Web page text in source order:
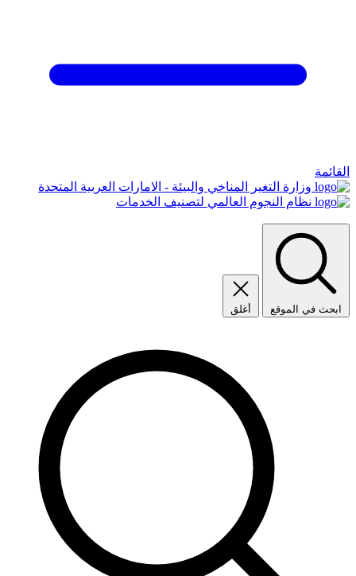
القائمة
وزارة التغير المناخي والبيئة - الامارات العربية المتحدة
نظام النجوم العالمي لتصنيف الخدمات
ابحث في الموقع أغلق